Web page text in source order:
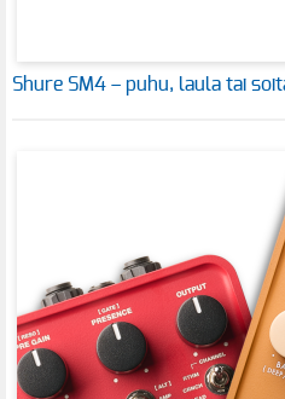
Shure SM4 – puhu, laula tai